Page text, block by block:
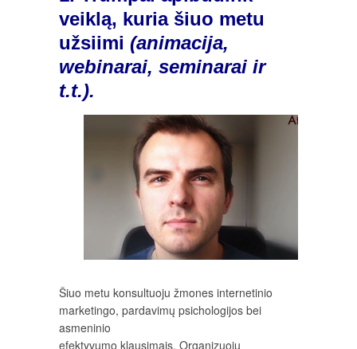
veiklą, kuria šiuo metu
užsiimi (animacija,
webinarai, seminarai ir
t.t.).
Šiuo metu konsultuoju žmones internetinio
marketingo, pardavimų psichologijos bei
asmeninio
efektyvumo klausimais. Organizuoju